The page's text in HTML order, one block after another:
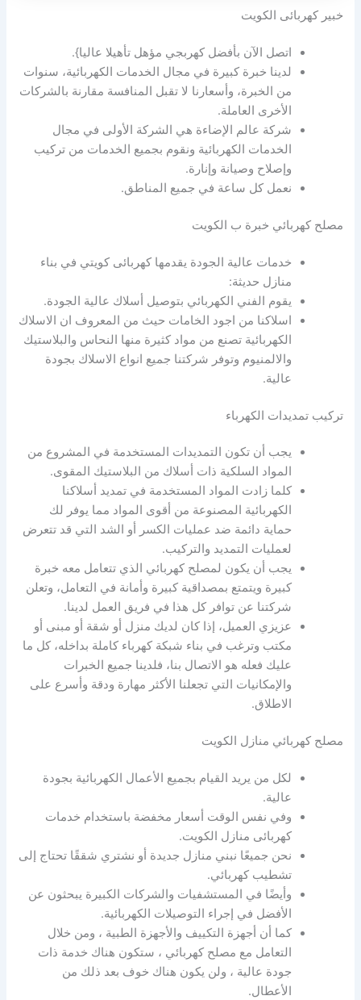
خبير كهربائى الكويت
اتصل الآن بأفضل كهربجي مؤهل تأهيلا عاليا}.
لدينا خبرة كبيرة في مجال الخدمات الكهربائية، سنوات
من الخبرة، وأسعارنا لا تقبل المنافسة مقارنة بالشركات
الأخرى العاملة.
شركة عالم الإضاءة هي الشركة الأولى في مجال
الخدمات الكهربائية ونقوم بجميع الخدمات من تركيب
وإصلاح وصيانة وإنارة.
نعمل كل ساعة في جميع المناطق.
مصلح كهربائي خبرة ب الكويت
خدمات عالية الجودة يقدمها كهربائى كويتي في بناء
منازل حديثة:
يقوم الفني الكهربائي بتوصيل أسلاك عالية الجودة.
اسلاكنا من اجود الخامات حيث من المعروف ان الاسلاك
الكهربائية تصنع من مواد كثيرة منها النحاس والبلاستيك
والالمنيوم وتوفر شركتنا جميع انواع الاسلاك بجودة
عالية.
تركيب تمديدات الكهرباء
يجب أن تكون التمديدات المستخدمة في المشروع من
المواد السلكية ذات أسلاك من البلاستيك المقوى.
كلما زادت المواد المستخدمة في تمديد أسلاكنا
الكهربائية المصنوعة من أقوى المواد مما يوفر لك
حماية دائمة ضد عمليات الكسر أو الشد التي قد تتعرض
لعمليات التمديد والتركيب.
يجب أن يكون لمصلح كهربائي الذي تتعامل معه خبرة
كبيرة ويتمتع بمصداقية كبيرة وأمانة في التعامل، وتعلن
شركتنا عن توافر كل هذا في فريق العمل لدينا.
عزيزي العميل، إذا كان لديك منزل أو شقة أو مبنى أو
مكتب وترغب في بناء شبكة كهرباء كاملة بداخله، كل ما
عليك فعله هو الاتصال بنا، فلدينا جميع الخبرات
والإمكانيات التي تجعلنا الأكثر مهارة ودقة وأسرع على
الاطلاق.
مصلح كهربائي منازل الكويت
لكل من يريد القيام بجميع الأعمال الكهربائية بجودة
عالية.
وفي نفس الوقت أسعار مخفضة باستخدام خدمات
كهربائى منازل الكويت.
نحن جميعًا نبني منازل جديدة أو نشتري شققًا تحتاج إلى
تشطيب كهربائي.
وأيضًا في المستشفيات والشركات الكبيرة يبحثون عن
الأفضل في إجراء التوصيلات الكهربائية.
كما أن أجهزة التكييف والأجهزة الطبية ، ومن خلال
التعامل مع مصلح كهربائي ، ستكون هناك خدمة ذات
جودة عالية ، ولن يكون هناك خوف بعد ذلك من
الأعطال.